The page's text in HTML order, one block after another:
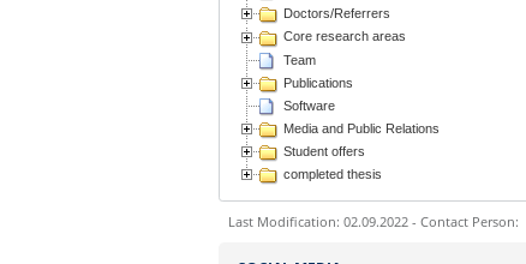
Doctors/Referrers
Core research areas
Team
Publications
Software
Media and Public Relations
Student offers
completed thesis
Last Modification: 02.09.2022 - Contact Person: